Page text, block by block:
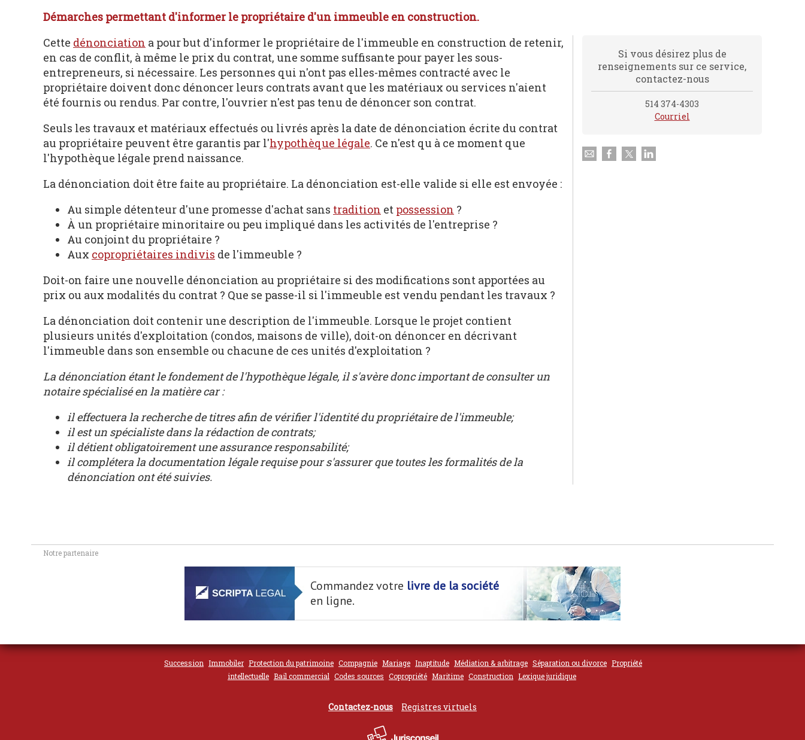
Démarches permettant d'informer le propriétaire d'un immeuble en construction.
Cette dénonciation a pour but d'informer le propriétaire de l'immeuble en construction de retenir,
en cas de conflit, à même le prix du contrat, une somme suffisante pour payer les sous-
entrepreneurs, si nécessaire. Les personnes qui n'ont pas elles-mêmes contracté avec le
propriétaire doivent donc dénoncer leurs contrats avant que les matériaux ou services n'aient
été fournis ou rendus. Par contre, l'ouvrier n'est pas tenu de dénoncer son contrat.
Seuls les travaux et matériaux effectués ou livrés après la date de dénonciation écrite du contrat
au propriétaire peuvent être garantis par l'hypothèque légale. Ce n'est qu à ce moment que
l'hypothèque légale prend naissance.
La dénonciation doit être faite au propriétaire. La dénonciation est-elle valide si elle est envoyée :
Au simple détenteur d'une promesse d'achat sans tradition et possession ?
À un propriétaire minoritaire ou peu impliqué dans les activités de l'entreprise ?
Au conjoint du propriétaire ?
Aux copropriétaires indivis de l'immeuble ?
Doit-on faire une nouvelle dénonciation au propriétaire si des modifications sont apportées au
prix ou aux modalités du contrat ? Que se passe-il si l'immeuble est vendu pendant les travaux ?
La dénonciation doit contenir une description de l'immeuble. Lorsque le projet contient
plusieurs unités d'exploitation (condos, maisons de ville), doit-on dénoncer en décrivant
l'immeuble dans son ensemble ou chacune de ces unités d'exploitation ?
La dénonciation étant le fondement de l'hypothèque légale, il s'avère donc important de consulter un
notaire spécialisé en la matière car :
il effectuera la recherche de titres afin de vérifier l'identité du propriétaire de l'immeuble;
il est un spécialiste dans la rédaction de contrats;
il détient obligatoirement une assurance responsabilité;
il complétera la documentation légale requise pour s'assurer que toutes les formalités de la
dénonciation ont été suivies.
Si vous désirez plus de
renseignements sur ce service,
contactez-nous
514 374-4303
Courriel
Notre partenaire
Commandez votre livre de la société
en ligne.
Succession Immobiler Protection du patrimoine Compagnie Mariage Inaptitude Médiation & arbitrage Séparation ou divorce Propriété
intellectuelle Bail commercial Codes sources Copropriété Maritime Construction Lexique juridique
Contactez-nous Registres virtuels